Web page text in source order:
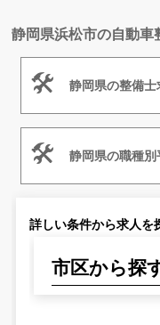
静岡県浜松市の自動
静岡県の整備
静岡県の職種
詳しい条件から求人を
市区から探